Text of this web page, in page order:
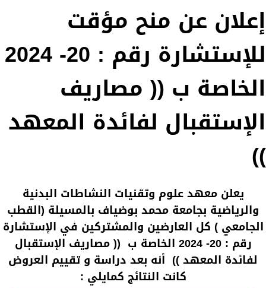
إعلان عن منح مؤقت
للإستشارة رقم : 20- 2024
الخاصة ب (( مصاريف
الإستقبال لفائدة المعهد
))
يعلن معهد علوم وتقنيات النشاطات البدنية
والرياضية بجامعة محمد بوضياف بالمسيلة (القطب
الجامعي ) كل العارضين والمشتركين في الإستشارة
رقم : 20- 2024 الخاصة ب (( مصاريف الإستقبال
لفائدة المعهد )) أنه بعد دراسة و تقييم العروض
كانت النتائج كمايلي :